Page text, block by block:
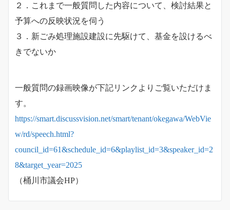
２．これまで一般質問した内容について、検討結果と
予算への反映状況を伺う
３．新ごみ処理施設建設に先駆けて、基金を設けるべ
きでないか
一般質問の録画映像が下記リンクよりご覧いただけま
す。
https://smart.discussvision.net/smart/tenant/okegawa/WebVie
w/rd/speech.html?
council_id=61&schedule_id=6&playlist_id=3&speaker_id=2
8&target_year=2025
（桶川市議会HP）